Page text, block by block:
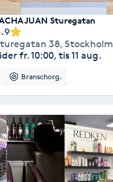
Sturegatan
38, Stockholm
fr. 10:00, tis 11 aug.
Branschorg.